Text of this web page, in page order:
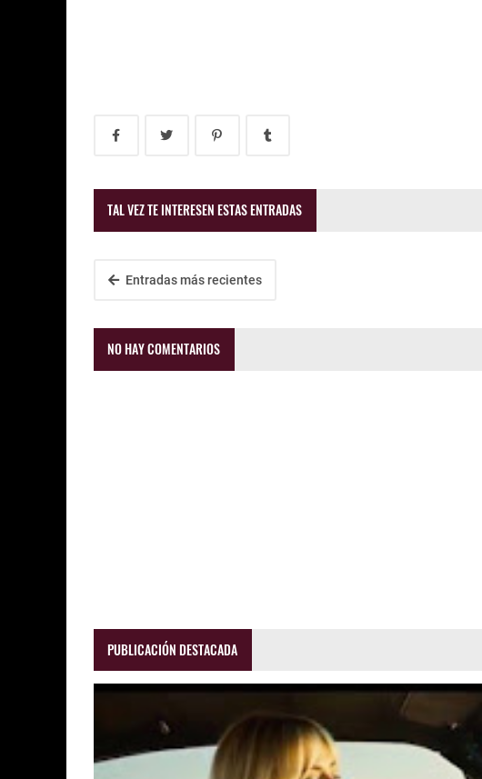
TAL VEZ TE INTERESEN ESTAS ENTRADAS
Entradas más recientes
NO HAY COMENTARIOS
PUBLICACIÓN DESTACADA